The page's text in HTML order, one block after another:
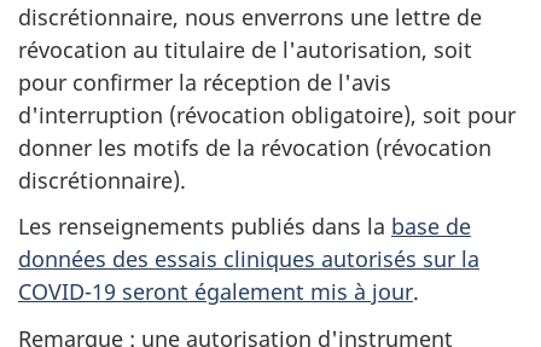
discrétionnaire, nous enverrons une lettre de
révocation au titulaire de l'autorisation, soit
pour confirmer la réception de l'avis
d'interruption (révocation obligatoire), soit pour
donner les motifs de la révocation (révocation
discrétionnaire).
Les renseignements publiés dans la base de
données des essais cliniques autorisés sur la
COVID-19 seront également mis à jour.
Remarque : une autorisation d'instrument